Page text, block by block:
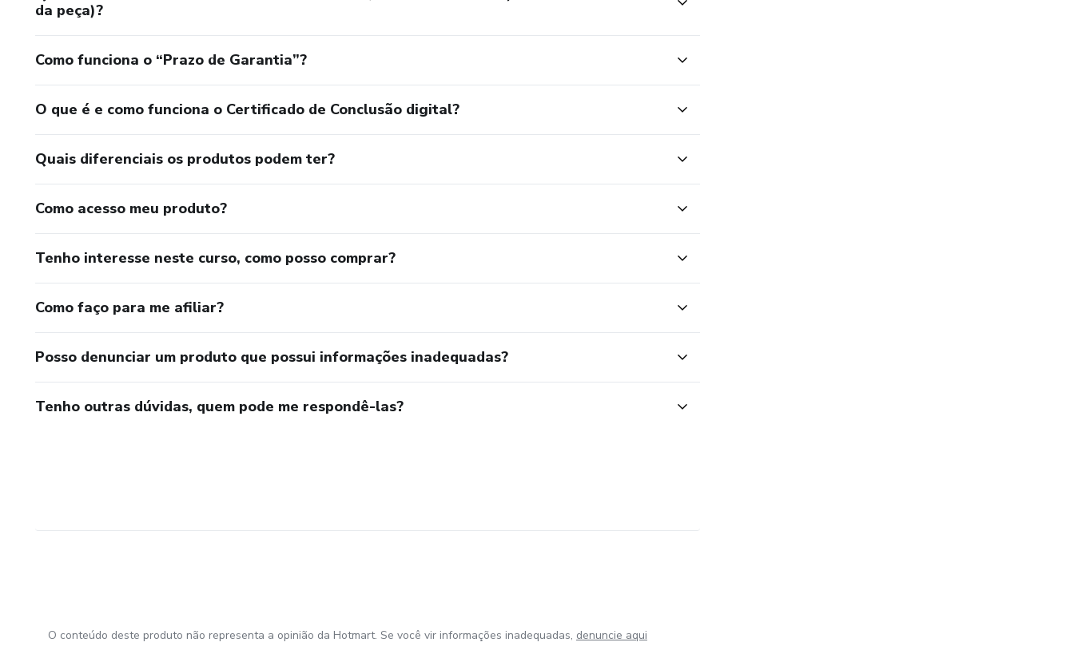
da peça)?
Como funciona o “Prazo de Garantia”?
O que é e como funciona o Certificado de Conclusão digital?
Quais diferenciais os produtos podem ter?
Como acesso meu produto?
Tenho interesse neste curso, como posso comprar?
Como faço para me afiliar?
Posso denunciar um produto que possui informações inadequadas?
Tenho outras dúvidas, quem pode me respondê-las?
O conteúdo deste produto não representa a opinião da Hotmart. Se você vir informações inadequadas, denuncie aqui